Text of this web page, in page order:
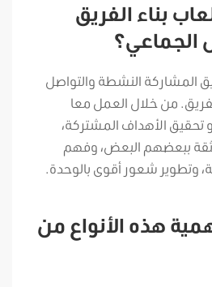
بناء الفريق
الجماعي؟
المشاركة النشطة والتواصل
من خلال العمل معا
تحقيق الأهداف المشتركة،
ببعضهم البعض، وفهم
وتطوير شعور أقوى بالوحدة.
هذه الأنواع من